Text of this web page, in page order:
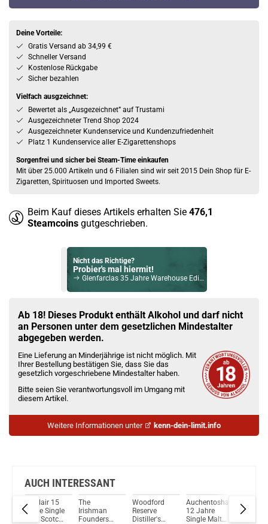
Deine Vorteile:
Gratis Versand ab 34,99 €
Schneller Versand
Kostenlose Rückgabe
Sicher bezahlen
Vielfach ausgzeichnet:
Bewertet als „Ausgezeichnet” auf Trustami
Ausgezeichneter Trend Shop 2024
Ausgezeichneter Kundenservice und Kundenzufriedenheit
Platz 1 Kundenservice aller E-Zigarettenshops
Sorgenfrei und sicher bei Steam-Time einkaufen
Mit über 25.000 Artikeln und 6 Filialen sind wir seit 2015 Dein Shop für E-
Zigaretten, Spirituosen und Imported Sweets.
Beim Kauf dieses Artikels erhalten Sie 476,1
Steamcoins gutgeschrieben.
Nicht das Richtige?
Probier's mal hiermit!
Glenfarclas 35 Jahre Warehouse Edition Single Malt Scotch Whisky 43% Vol. 700ml
Check das mal!
Nusantara Coffee Liqueur Likör 18% Vol. 700ml
Du willst Kröten sparen?
Schau mal hier!
Suorin Trio85 5ml 85 W Pod System Kit Blau
Ab 18! Dieses Produkt enthält Alkohol und darf nicht
an Personen unter dem gesetzlichen Mindestalter
abgegeben werden.
Eine Lieferung an Minderjährige ist nicht möglich. Mit
Ihrer Bestellung bestätigen Sie, dass Sie das
gesetzlich vorgeschriebene Mindestalter haben.
Bitte seien Sie verantwortungsvoll im Umgang mit
diesem Artikel.
Weitere Informationen unter kenn-dein-limit.info
AUCH INTERESSANT
Balblair 15
Jahre Single
Malt Scotch
The
Irishman
Founders
Woodford
Reserve
Distiller's
Auchentoshan
12 Jahre
Single Malt
Jahre